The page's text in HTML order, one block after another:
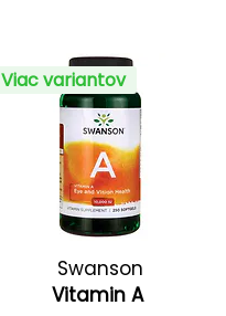
Viac variantov
Swanson
Vitamin A